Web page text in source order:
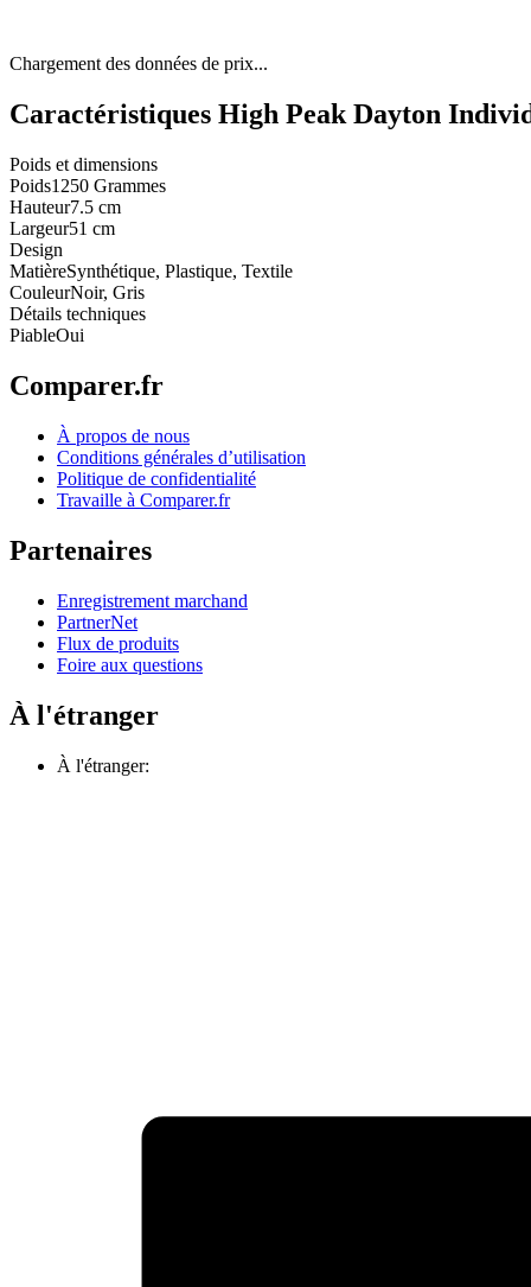
Chargement des données de prix...
Caractéristiques High Peak Dayton
Poids et dimensions
Poids1250 Grammes
Hauteur7.5 cm
Largeur51 cm
Design
MatièreSynthétique, Plastique, Textile
CouleurNoir, Gris
Détails techniques
PiableOui
Comparer.fr
À propos de nous
Conditions générales d’utilisation
Politique de confidentialité
Travaille à Comparer.fr
Partenaires
Enregistrement marchand
PartnerNet
Flux de produits
Foire aux questions
À l'étranger
À l'étranger: